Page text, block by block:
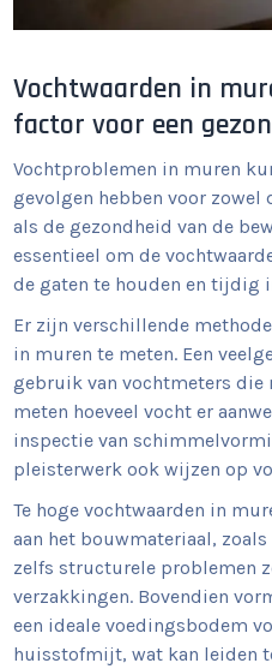
Vochtwaarden in
factor voor een
Vochtproblemen in muren
gevolgen hebben voor zowel
als de gezondheid van de
essentieel om de
de gaten te houden en
Er zijn verschillende
in muren te meten. Een
gebruik van vochtmeters die
meten hoeveel vocht er
inspectie van
pleisterwerk ook wijzen op
Te hoge vochtwaarden in
aan het bouwmateriaal,
zelfs structurele problemen
verzakkingen. Bovendien
een ideale voedingsbodem
huisstofmijt, wat kan leiden